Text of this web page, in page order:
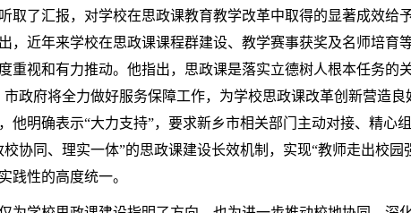
取了汇报，对学校在思政课教育教学改革中取得的显著成效给
，近年来学校在思政课课程群建设、教学赛事获奖及名师培育
重视和有力推动。他指出，思政课是落实立德树人根本任务的
市政府将全力做好服务保障工作，为学校思政课改革创新营造
他明确表示“大力支持”，要求新乡市相关部门主动对接、精心
校协同、理实一体”的思政课建设长效机制，实现“教师走出校
践性的高度统一。